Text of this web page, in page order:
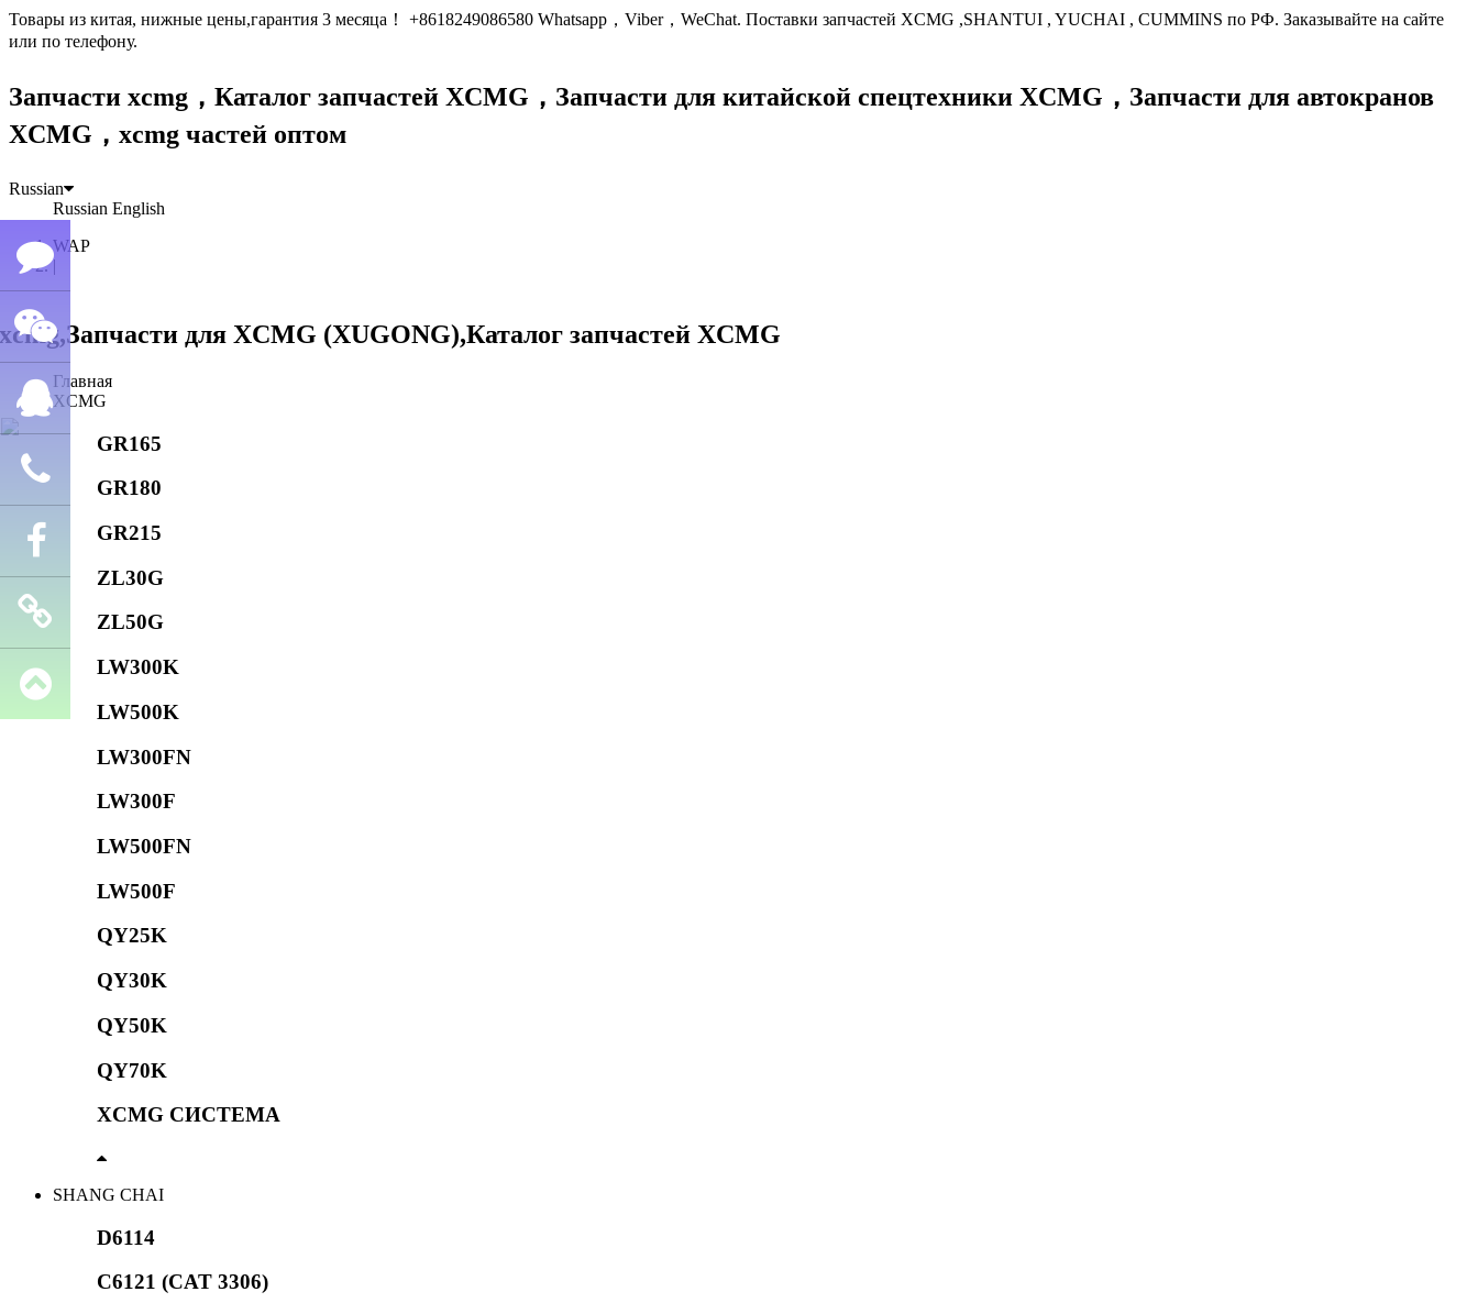
Товары из китая, нижные цены,гарантия 3 месяца！ +8618249086580 Whatsapp，Viber，WeChat. Поставки запчастей XCMG ,SHANTUI , YUCHAI , CUMMINS по РФ. Заказывайте на сайте
или по телефону.
Запчасти xcmg，Каталог запчастей XCMG， Запчасти для китайской спецтехники XCMG， Запчасти для автокранов
XCMG，xcmg частей оптом
Russian
Russian English
WAP
|
Главная
XCMG
GR165
GR180
GR215
ZL30G
ZL50G
LW300K
LW500K
LW300FN
LW300F
LW500FN
LW500F
QY25K
QY30K
QY50K
QY70K
XCMG СИСТЕМА
SHANG CHAI
D6114
C6121 (CAT 3306)
Семён
лю
WeChat
QQ
Телефон
Facebook
Запчасти